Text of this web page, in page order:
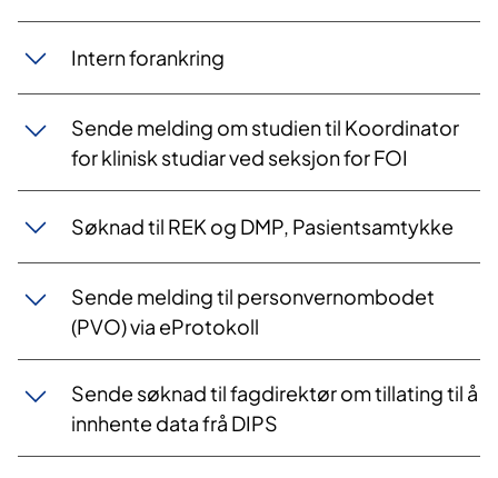
Intern forankring
Sende melding om studien til Koordinator
for klinisk studiar ved seksjon for FOI
Søknad til REK og DMP, Pasientsamtykke
Sende melding til personvernombodet
(PVO) via eProtokoll
Sende søknad til fagdirektør om tillating til å
innhente data frå DIPS